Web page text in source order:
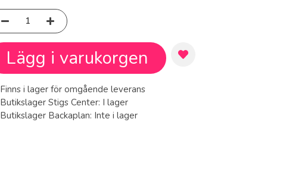
Lägg i varukorgen
Finns i lager för omgående leverans
Butikslager Stigs Center: I lager
Butikslager Backaplan: Inte i lager